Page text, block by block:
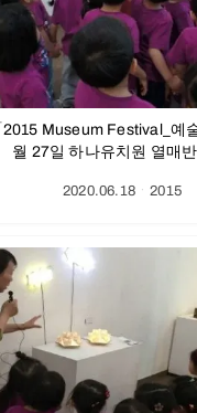
Museum Festival_예
월 27일 하나유치원 열매
2020.06.18ㆍ2015